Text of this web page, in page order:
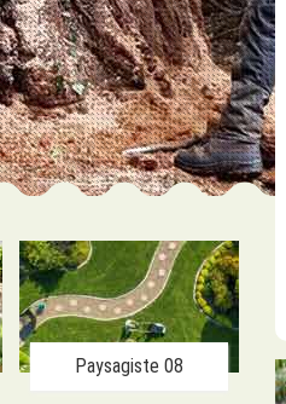
Paysagiste 08